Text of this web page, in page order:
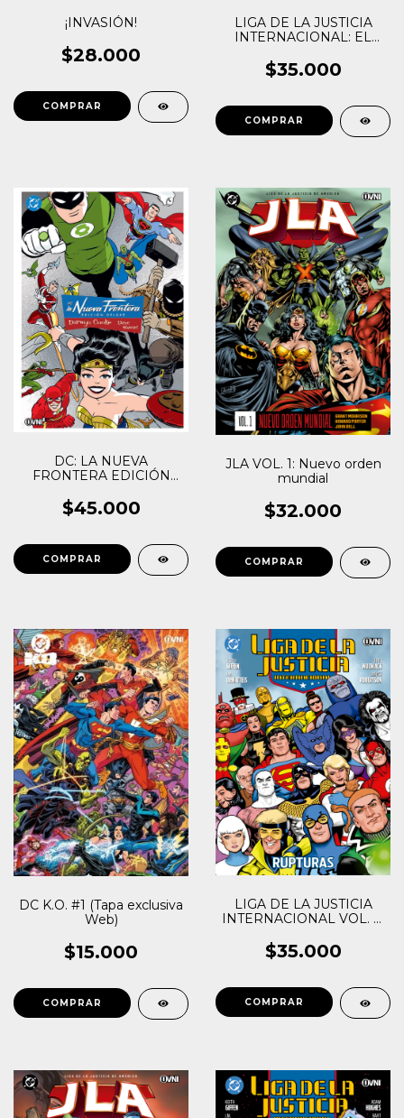
¡INVASIÓN!
$28.000
LIGA DE LA JUSTICIA
INTERNACIONAL: EL
$35.000
DC: LA NUEVA
FRONTERA EDICIÓN
$45.000
JLA VOL. 1: Nuevo orden
mundial
$32.000
DC K.O. #1 (Tapa exclusiva
Web)
$15.000
LIGA DE LA JUSTICIA
INTERNACIONAL VOL. 9:
$35.000